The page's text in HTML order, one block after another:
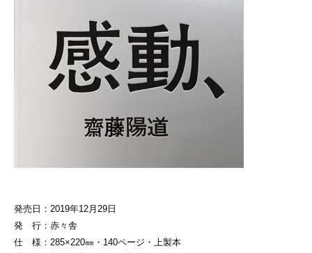
発売日：2019年12月29日
発 行：赤々舎
仕 様：285×220㎜・140ページ・上製本